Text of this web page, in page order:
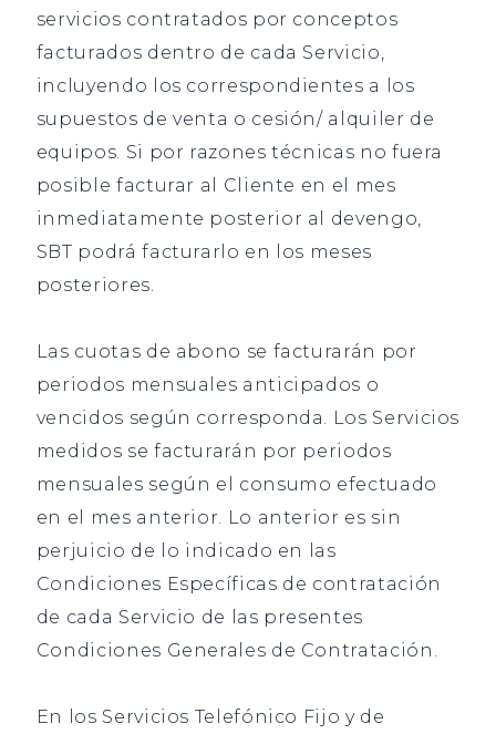
servicios contratados por conceptos
facturados dentro de cada Servicio,
incluyendo los correspondientes a los
supuestos de venta o cesión/ alquiler de
equipos. Si por razones técnicas no fuera
posible facturar al Cliente en el mes
inmediatamente posterior al devengo,
SBT podrá facturarlo en los meses
posteriores.
Las cuotas de abono se facturarán por
periodos mensuales anticipados o
vencidos según corresponda. Los Servicios
medidos se facturarán por periodos
mensuales según el consumo efectuado
en el mes anterior. Lo anterior es sin
perjuicio de lo indicado en las
Condiciones Específicas de contratación
de cada Servicio de las presentes
Condiciones Generales de Contratación.
En los Servicios Telefónico Fijo y de